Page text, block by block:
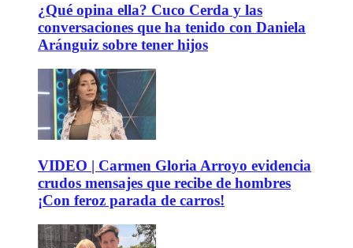
¿Qué opina ella? Cuco Cerda y las
conversaciones que ha tenido con Daniela
Aránguiz sobre tener hijos
VIDEO | Carmen Gloria Arroyo evidencia
crudos mensajes que recibe de hombres
¡Con feroz parada de carros!